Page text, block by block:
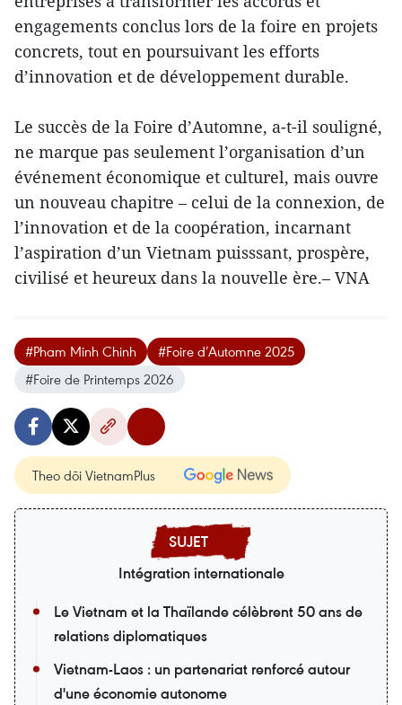
engagements conclus lors de la foire en projets
concrets, tout en poursuivant les efforts
d’innovation et de développement durable.
Le succès de la Foire d’Automne, a-t-il souligné,
ne marque pas seulement l’organisation d’un
événement économique et culturel, mais ouvre
un nouveau chapitre – celui de la connexion, de
l’innovation et de la coopération, incarnant
l’aspiration d’un Vietnam puisssant, prospère,
civilisé et heureux dans la nouvelle ère.– VNA
#Pham Minh Chinh
#Foire d’Automne 2025
#Foire de Printemps 2026
Theo dõi VietnamPlus
Intégration internationale
Le Vietnam et la Thaïlande célèbrent 50 ans de
relations diplomatiques
Vietnam-Laos : un partenariat renforcé autour
d'une économie autonome